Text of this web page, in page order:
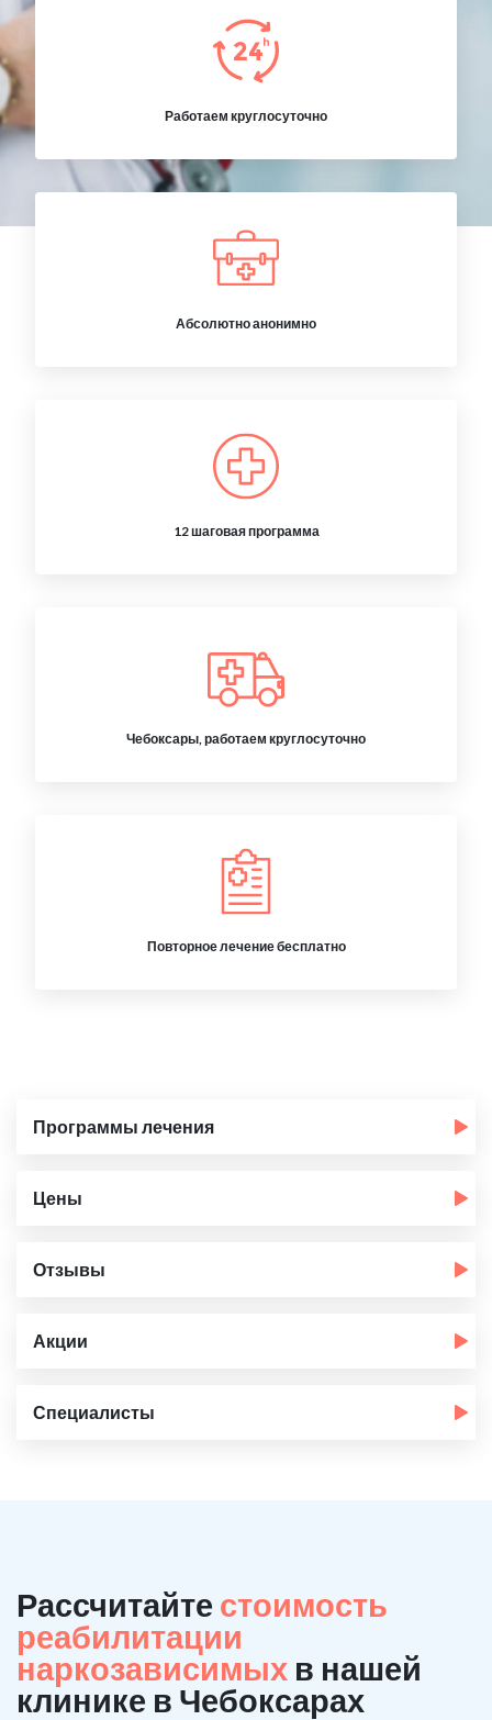
Работаем круглосуточно
Абсолютно анонимно
12 шаговая программа
Чебоксары, работаем круглосуточно
Повторное лечение бесплатно
Программы лечения
Цены
Отзывы
Акции
Специалисты
Рассчитайте стоимость
реабилитации
наркозависимых в нашей
клинике в Чебоксарах